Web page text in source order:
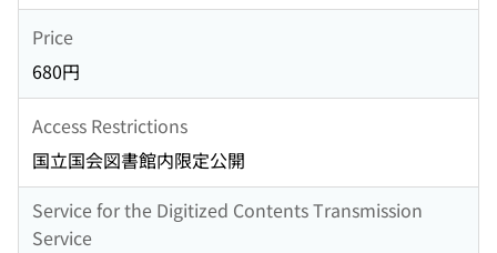
Price
680円
Access Restrictions
国立国会図書館内限定公開
Service for the Digitized Contents Transmission
Service